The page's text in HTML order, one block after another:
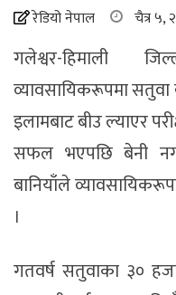
रेडियो नेपाल चैत्र ५,
गलेश्वर-हिमाली
व्यावसायिकरूपमा
इलामबाट बीउ ल्याएर
सफल भएपछि बेनी
बानियाँले
।
गतवर्ष सतुवाका ३०